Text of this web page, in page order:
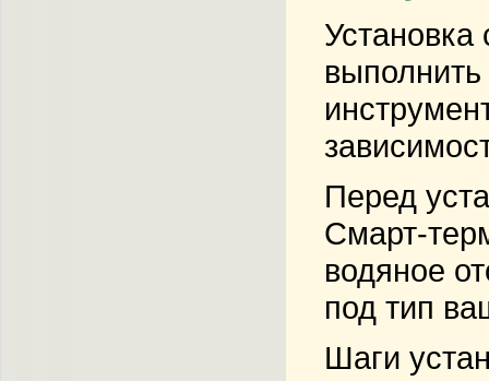
Перед
Смарт-
водяное
под тип
Шаги